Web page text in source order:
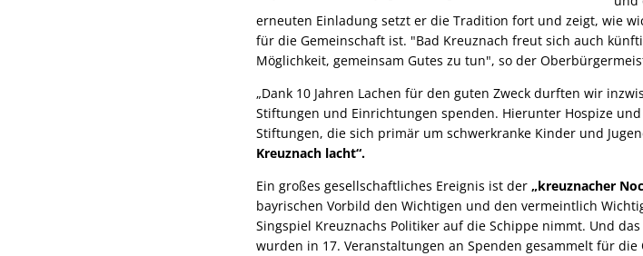
erneuten Einladung setzt er die Tradition fort und zeigt, wie
für die Gemeinschaft ist. "Bad Kreuznach freut sich auch
Möglichkeit, gemeinsam Gutes zu tun", so der
„Dank 10 Jahren Lachen für den guten Zweck durften wir
Stiftungen und Einrichtungen spenden. Hierunter Hospize
Stiftungen, die sich primär um schwerkranke Kinder und
Kreuznach lacht“.
Ein großes gesellschaftliches Ereignis ist der „kreuznacher
bayrischen Vorbild den Wichtigen und den vermeintlich
Singspiel Kreuznachs Politiker auf die Schippe nimmt. Und
wurden in 17. Veranstaltungen an Spenden gesammelt für